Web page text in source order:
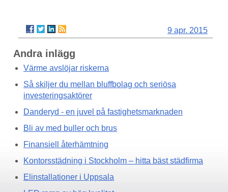
9 apr. 2015
Andra inlägg
Värme avslöjar riskerna
Så skiljer du mellan bluffbolag och seriösa
investeringsaktörer
Danderyd - en juvel på fastighetsmarknaden
Bli av med buller och brus
Finansiell återhämtning
Kontorsstädning i Stockholm – hitta bäst städfirma
Elinstallationer i Uppsala